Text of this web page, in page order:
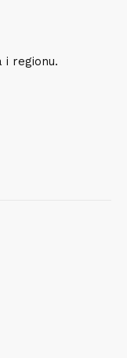
i regionu.